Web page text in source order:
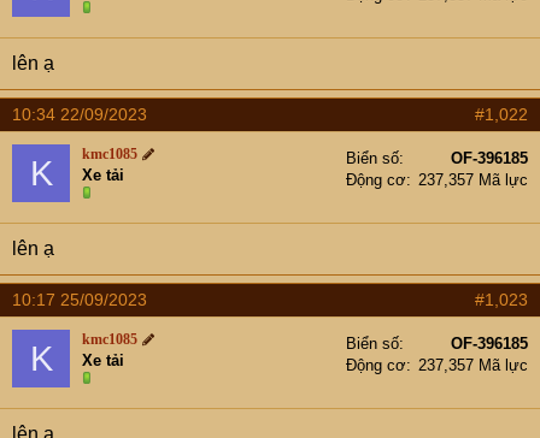
lên ạ
10:34 22/09/2023 #1,022
K kmc1085
Xe tải
Biển số
OF-396185
Động cơ
237,357 Mã lực
lên ạ
10:17 25/09/2023 #1,023
K kmc1085
Xe tải
Biển số
OF-396185
Động cơ
237,357 Mã lực
lên ạ